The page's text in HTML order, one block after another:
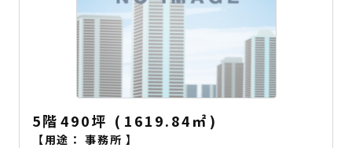
5階490坪 ( 1619.84㎡ )
【用途：事務所 】